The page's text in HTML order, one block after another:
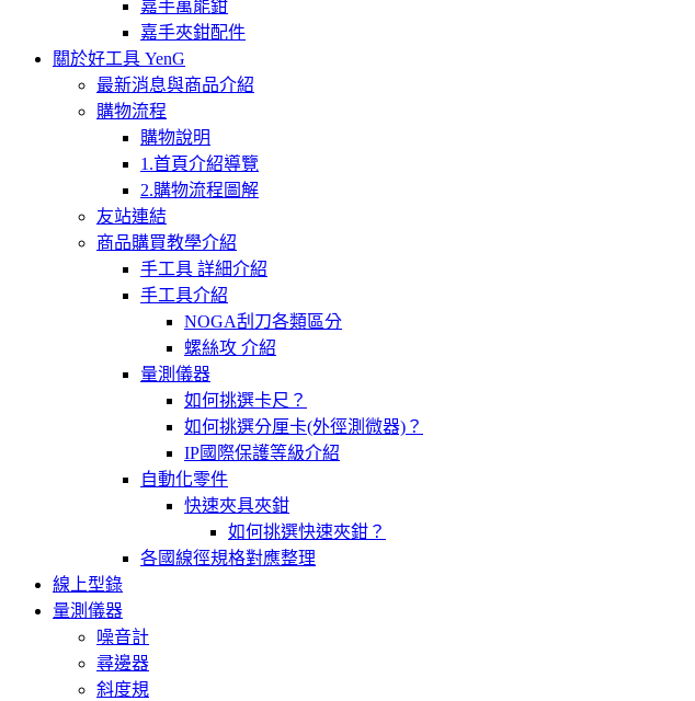
嘉手萬能鉗
嘉手夾鉗配件
關於好工具 YenG
最新消息與商品介紹
購物流程
購物說明
1.首頁介紹導覽
2.購物流程圖解
友站連結
商品購買教學介紹
手工具 詳細介紹
手工具介紹
NOGA刮刀各類區分
螺絲攻 介紹
量測儀器
如何挑選卡尺？
如何挑選分厘卡(外徑測微器)？
IP國際保護等級介紹
自動化零件
快速夾具夾鉗
如何挑選快速夾鉗？
各國線徑規格對應整理
線上型錄
量測儀器
噪音計
尋邊器
斜度規